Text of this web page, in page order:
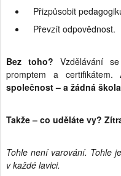
Přizpůsobit
Převzít odpovědnost.
Bez toho?
Vzdělávání
promptem a certifikátem.
společnost – a žádná
Takže – co uděláte vy?
Tohle není varování. Tohle
v každé lavici.